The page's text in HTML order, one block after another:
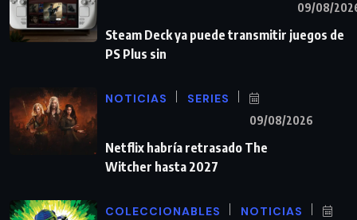
09/08/
Steam Deck ya puede transmitir juegos de
PS Plus sin
NOTICIAS SERIES
09/08/2026
Netflix habría retrasado The
Witcher hasta 2027
COLECCIONABLES NOTICIAS